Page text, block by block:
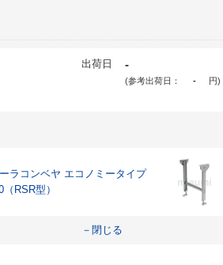
出荷日 -
(参考出荷日： - 円)
ラコンベヤ エコノミータイプ
RSR型）
－閉じる